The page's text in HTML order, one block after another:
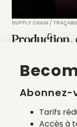
SUPPLY CHAIN /
Production,
parRenaud Petit
Abonnez-
Tarifs
Accès à